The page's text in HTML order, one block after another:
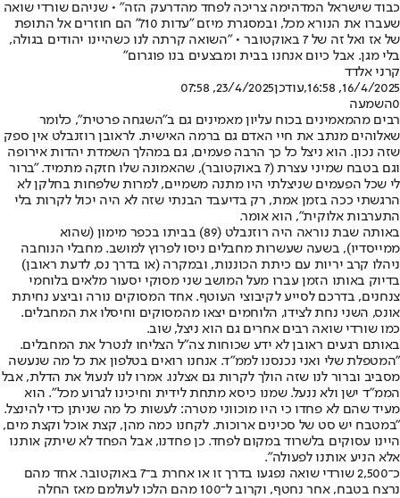
כבוד שישראל המדהימה צריכה לפחד מהדרעק הזה" • שניהם שורדי שואה
שעברו את הנורא מכל, ובמסגרת מיזם "עדות 710" הם חוזרים אל התופת
של אז ואל זה של 7 באוקטובר • "השואה קרתה לנו כשהיינו יהודים בגולה,
בלי מגן. אבל כיום אנחנו בבית ומבצעים בנו פוגרום"
קרני אלדד
16/4/2025, 16:58
,עודכן23/4/2025, 07:58
0השמעה
רבים מהמאמינים בכוח עליון מאמינים גם ב"השגחה פרטית", כלומר
שאלוהים מנתב את חיי האדם גם ברמה האישית. לראובן רוזנבלט אין ספק
שזה נכון. הוא ניצל כל כך הרבה פעמים, גם במהלך השמדת יהדות אירופה
וגם בטבח שמיני עצרת (7 באוקטובר), שהאמונה שלו חזקה מתמיד. "ברור
לי שכל הפעמים שניצלתי היו מתנה משמיים, למרות שלפחות בחלקן לא
הרגשתי ככה בזמן אמת, רק בדיעבד הבנתי שזה לא היה יכול לקרות בלי
התערבות אלוקית", הוא אומר.
באותה שבת נוראה היה רוזנבלט (89) בביתו בכפר מימון (שהוא
ממייסדיו), בשעה שעשרות מחבלים ניסו לפרוץ למושב. מחבלי הנוחבה
ניהלו קרב יריות עם כיתת הכוננות, ובמקרה (או בדרך נס, לדעת ראובן)
בדיוק באותו הזמן עברו מעל המושב שני מסוקי יסעור מלאים בלוחמי
צנחנים, בדרכם לסייע לקיבוצי העוטף. אחד המסוקים נורה וביצע נחיתת
אונס, השני נחת לצידו, הלוחמים יצאו מהמסוקים וחיסלו את המחבלים.
כמו שורדי שואה רבים אחרים גם הוא ניצל, שוב.
באותם רגעים ראובן לא ידע שכוחות צה"ל הצליחו לנטרל את המחבלים.
"המטפלת שלי ואני נכנסנו לממ"ד. אנחנו רואים בטלפון את כל מה שנעשה
מסביב וברור לנו שזה הולך לקרות גם אצלנו. אמרו לנו לנעול את הדלת, אבל
הממ"ד ישן ולא ננעל. שמנו כיסא מתחת לידית וחיכינו לגרוע מכל". הוא
מעיד שהם לא פחדו כי היו מוכווני מטרה: לעשות כל מה שניתן כדי להינצל.
"במטבח יש סט של סכינים ארוכות. לקחנו כמה מהן, קצת אוכל וקצת מים,
היינו עסוקים בלשרוד במקום לפחד. כן פחדנו, אבל הפחד לא שיתק אותנו
אלא הניע אותנו לפעולה".
כ־2,500 שורדי שואה נפגעו בדרך זו או אחרת ב־7 באוקטובר. אחד מהם
נרצח בטבח, אחר נחטף, וקרוב ל־100 מהם הלכו לעולמם מאז החלה